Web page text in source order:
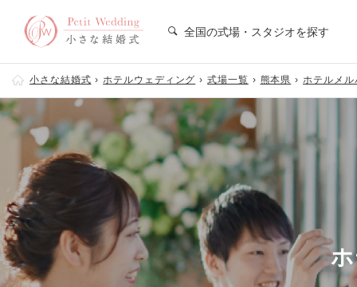
全国の式場・スタジオを探す
小さな結婚式 ホテルウェディング 式場一覧 熊本県 ホテルメル